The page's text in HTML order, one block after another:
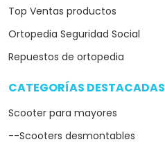
Top Ventas productos
Ortopedia Seguridad Social
Repuestos de ortopedia
CATEGORÍAS DESTACADAS
Scooter para mayores
--Scooters desmontables